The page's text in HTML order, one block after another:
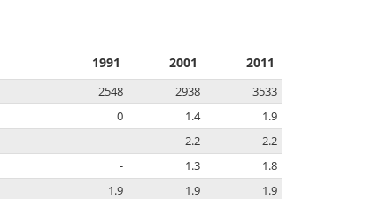
1991 2001 2011
2548 2938
3533
0 1.4
1.9
- 2.2
2.2
- 1.3
1.8
1.9 1.9
1.9